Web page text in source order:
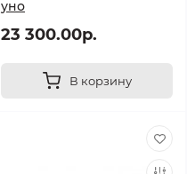
уно
23 300.00р.
В корзину